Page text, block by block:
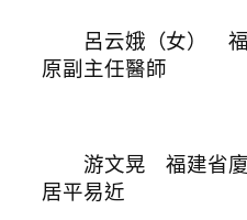
呂云娥（女） 福
原副主任醫師
游文晃 福建省廈
居平易近